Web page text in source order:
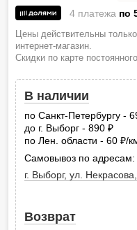
4 платежа по
Цены действительны
интернет-магазин.
Скидки по карте
В наличии
по Санкт-Петербургу -
до г. Выборг - 890
по Лен. области - 60
/
Самовывоз по адресам:
г. Выборг, ул.
Возврат